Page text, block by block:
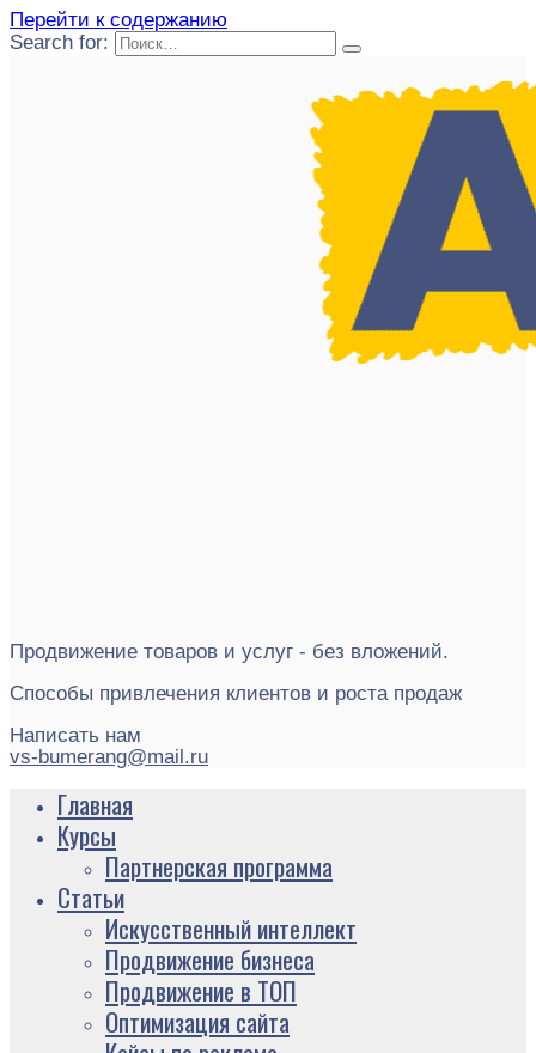
Перейти к содержанию
Search for:
Продвижение товаров и услуг - без вложений.
Способы привлечения клиентов и роста продаж
Написать нам
vs-bumerang@mail.ru
Главная
Курсы
Партнерская программа
Статьи
Искусственный интеллект
Продвижение бизнеса
Продвижение в ТОП
Оптимизация сайта